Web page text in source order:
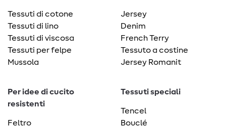
Tessuti di cotone
Tessuti di lino
Tessuti di viscosa
Tessuti per felpe
Mussola
Jersey
Denim
French Terry
Tessuto a costine
Jersey Romanit
Per idee di cucito
resistenti
Feltro
Tessuti speciali
Tencel
Bouclé